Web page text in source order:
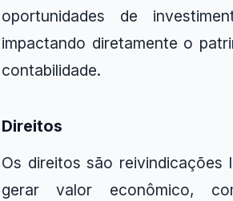
oportunidades de
impactando diretamente o
contabilidade.
Direitos
Os direitos são reivindicações
gerar valor econômico,